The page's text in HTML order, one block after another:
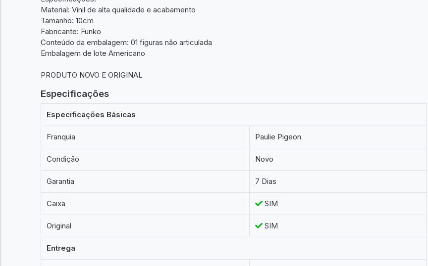
Material: Vinil de alta qualidade e acabamento
Tamanho: 10cm
Fabricante: Funko
Conteúdo da embalagem: 01 figuras não articulada
Embalagem de lote Americano
PRODUTO NOVO E ORIGINAL
Especificações
Especificações Básicas
Franquia Paulie Pigeon
Condição Novo
Garantia 7 Dias
Caixa SIM
Original SIM
Entrega